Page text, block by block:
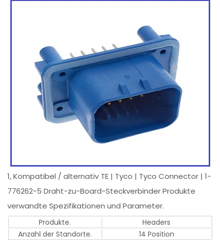
1, Kompatibel / alternativ TE | Tyco | Tyco Connector | 1-
776262-5 Draht-zu-Board-Steckverbinder Produkte
verwandte Spezifikationen und Parameter.
Produkte.
Headers
Anzahl der Standorte.
14 Position